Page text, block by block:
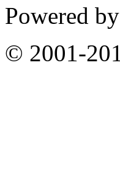
Powered by
© 2001-